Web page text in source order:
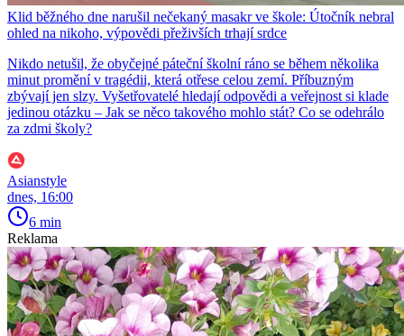
Klid běžného dne narušil nečekaný masakr ve škole: Útočník nebral
ohled na nikoho, výpovědi přeživších trhají srdce
Nikdo netušil, že obyčejné páteční školní ráno se během několika
minut promění v tragédii, která otřese celou zemí. Příbuzným
zbývají jen slzy. Vyšetřovatelé hledají odpovědi a veřejnost si klade
jedinou otázku – Jak se něco takového mohlo stát? Co se odehrálo
za zdmi školy?
Asianstyle
dnes, 16:00
6 min
Reklama